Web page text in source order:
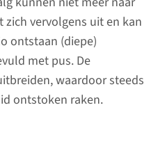
vervolgens uit en kan
ontstaan (diepe)
met pus. De
waardoor steeds
ontstoken raken.
uur.